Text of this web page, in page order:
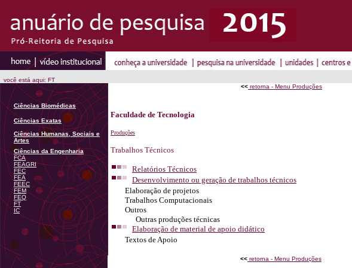
você está aqui: FT
Ciências Biomédicas
Ciências Exatas
Ciências Humanas, Sociais e
Artes
Ciências da Engenharia
FCA
FEAGRI
FEC
FEA
FEEC
FEM
FEQ
FT
IC
<< retorna - Menu Produções
Faculdade de Tecnologia
Produções
Trabalhos Técnicos
Relatórios Técnicos
Desenvolvimento ou geração de trabalhos técnicos
Elaboração de projetos
Trabalhos Computacionais
Outros
Outras produções técnicas
Elaboração de material de apoio didático
Textos de Apoio
<< retorna - Menu Produções